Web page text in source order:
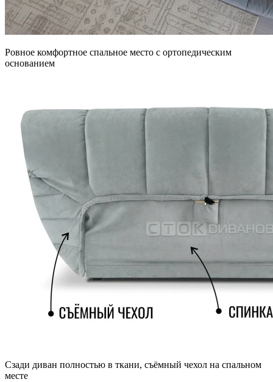
Ровное комфортное спальное место с ортопедическим
основанием
Сзади диван полностью в ткани, съёмный чехол на спальном
месте